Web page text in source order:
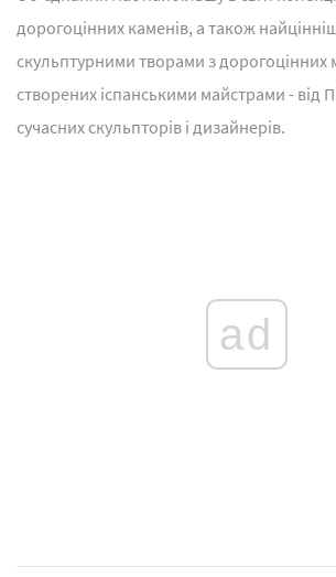
дорогоцінних каменів, а також
скульптурними творами з дорогоцінних
створених іспанськими майстрами - від
сучасних скульпторів і дизайнерів.
ad